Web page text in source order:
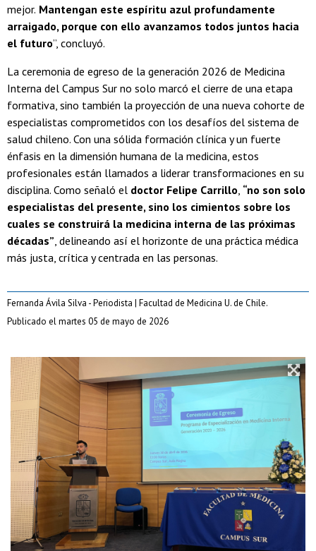
mejor. Mantengan este espíritu azul profundamente
arraigado, porque con ello avanzamos todos juntos hacia
el futuro”, concluyó.
La ceremonia de egreso de la generación 2026 de Medicina
Interna del Campus Sur no solo marcó el cierre de una etapa
formativa, sino también la proyección de una nueva cohorte de
especialistas comprometidos con los desafíos del sistema de
salud chileno. Con una sólida formación clínica y un fuerte
énfasis en la dimensión humana de la medicina, estos
profesionales están llamados a liderar transformaciones en su
disciplina. Como señaló el doctor Felipe Carrillo “no son solo
especialistas del presente, sino los cimientos sobre los
cuales se construirá la medicina interna de las próximas
décadas” , delineando así el horizonte de una práctica médica
más justa, crítica y centrada en las personas.
Fernanda Ávila Silva - Periodista | Facultad de Medicina U. de Chile.
Publicado el martes 05 de mayo de 2026